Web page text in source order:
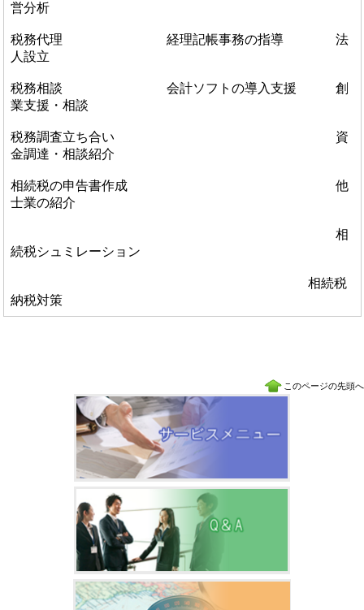
営分析
税務代理 経理記帳事務の指導 法
人設立
税務相談 会計ソフトの導入支援 創
業支援・相談
税務調査立ち合い 資
金調達・相談紹介
相続税の申告書作成 他
士業の紹介
相
続税シュミレーション
相続税
納税対策
このページの先頭へ